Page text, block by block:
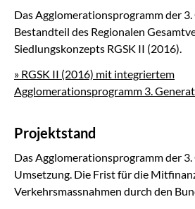
Das Agglomerationsprogramm der
Bestandteil des Regionalen
Siedlungskonzepts RGSK II (2016).
» RGSK II (2016) mit integriertem
Agglomerationsprogramm 3.
Projektstand
Das Agglomerationsprogramm der
Umsetzung. Die Frist für die
Verkehrsmassnahmen durch den